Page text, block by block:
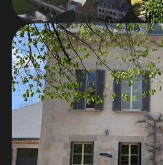
AU FIL DU TEMPS ® è anche
dell'epoca di Napoleone III,
delle residenze dei Maestri
Oggi il villaggio di Mallièvre,
di Carattere®, conta circa 270
bellissime passeggiate sulle rive
e nella campagna circostante.
Quest'anno, il Grand Parc du Puy
dal 3 aprile al 1° novembre
Cinéscénie ® si svolgeranno dal 6
settembre compresi (venerdì e
prenotazione).